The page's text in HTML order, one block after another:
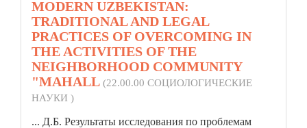
MODERN UZBEKISTAN:
TRADITIONAL AND LEGAL
PRACTICES OF OVERCOMING IN
THE ACTIVITIES OF THE
NEIGHBORHOOD COMMUNITY
"MAHALL (22.00.00 СОЦИОЛОГИЧЕСКИЕ
НАУКИ )
... Д.Б. Результаты исследования по проблемам